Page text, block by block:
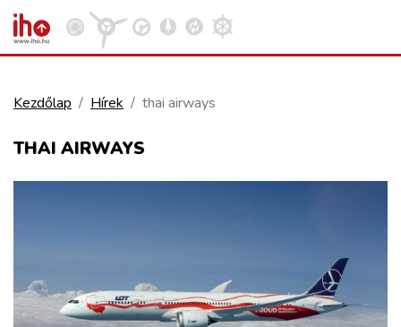
KÖZLEKEDÉSFEJLESZTÉS
Kezdőlap Hírek thai airways
THAI AIRWAYS